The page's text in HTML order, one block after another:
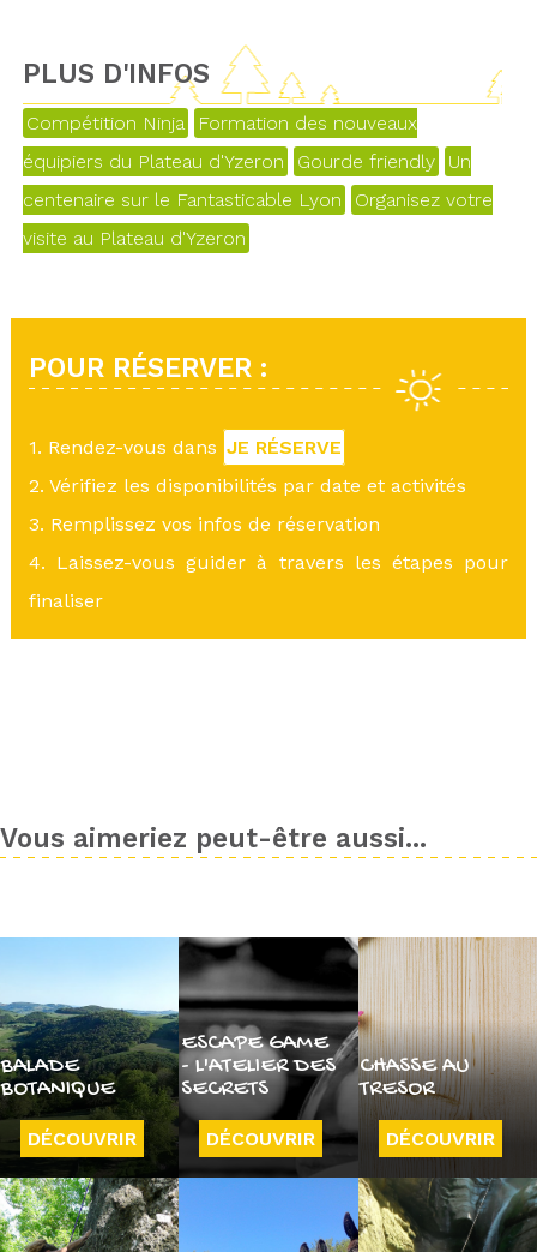
PLUS D'INFOS
Compétition Ninja
Formation des nouveaux
équipiers du Plateau d'Yzeron
Gourde friendly
Un
centenaire sur le Fantasticable Lyon
Organisez votre
visite au Plateau d'Yzeron
POUR RÉSERVER :
1. Rendez-vous dans JE RÉSERVE
2. Vérifiez les disponibilités par date et activités
3. Remplissez vos infos de réservation
4. Laissez-vous guider à travers les étapes pour
finaliser
Vous aimeriez peut-être aussi...
BALADE
BOTANIQUE
DÉCOUVRIR
ESCAPE GAME
- L'ATELIER DES
SECRETS
DÉCOUVRIR
CHASSE AU
TRESOR
DÉCOUVRIR